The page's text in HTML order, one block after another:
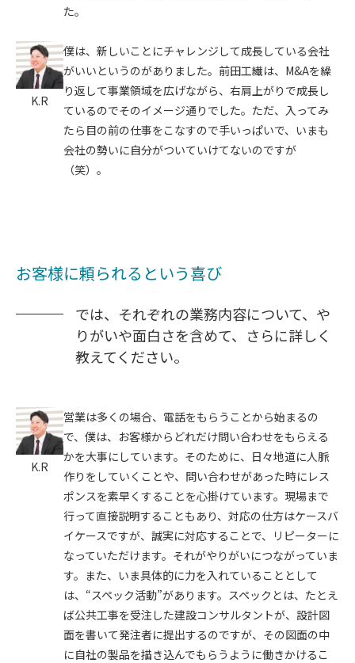
た。
K.R
僕は、新しいことにチャレンジして成長している会社
がいいというのがありました。前田工繊は、M&Aを繰
り返して事業領域を広げながら、右肩上がりで成長し
ているのでそのイメージ通りでした。ただ、入ってみ
たら目の前の仕事をこなすので手いっぱいで、いまも
会社の勢いに自分がついていけてないのですが
（笑）。
お客様に頼られるという喜び
では、それぞれの業務内容について、や
りがいや面白さを含めて、さらに詳しく
教えてください。
K.R
営業は多くの場合、電話をもらうことから始まるの
で、僕は、お客様からどれだけ問い合わせをもらえる
かを大事にしています。そのために、日々地道に人脈
作りをしていくことや、問い合わせがあった時にレス
ポンスを素早くすることを心掛けています。現場まで
行って直接説明することもあり、対応の仕方はケースバ
イケースですが、誠実に対応することで、リピーターに
なっていただけます。それがやりがいにつながっていま
す。また、いま具体的に力を入れていることとして
は、“スペック活動”があります。スペックとは、たとえ
ば公共工事を受注した建設コンサルタントが、設計図
面を書いて発注者に提出するのですが、その図面の中
に自社の製品を描き込んでもらうように働きかけるこ